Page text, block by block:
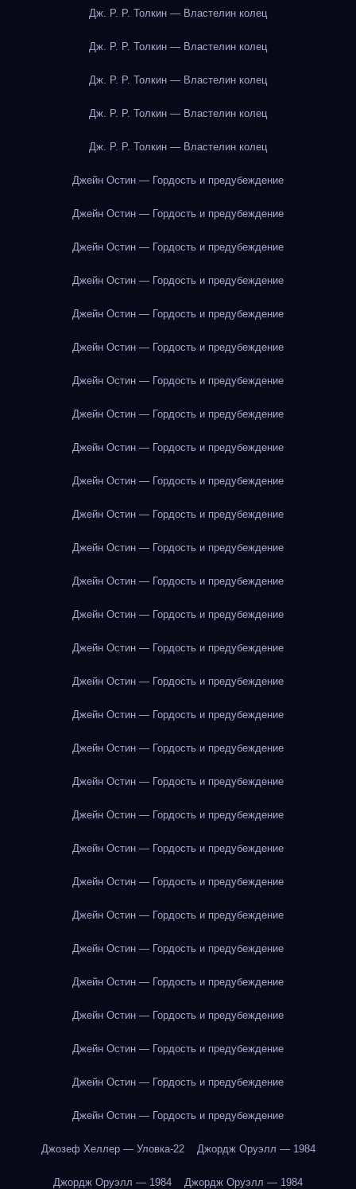
Дж. Р. Р. Толкин — Властелин колец
Дж. Р. Р. Толкин — Властелин колец
Дж. Р. Р. Толкин — Властелин колец
Дж. Р. Р. Толкин — Властелин колец
Дж. Р. Р. Толкин — Властелин колец
Джейн Остин — Гордость и предубеждение
Джейн Остин — Гордость и предубеждение
Джейн Остин — Гордость и предубеждение
Джейн Остин — Гордость и предубеждение
Джейн Остин — Гордость и предубеждение
Джейн Остин — Гордость и предубеждение
Джейн Остин — Гордость и предубеждение
Джейн Остин — Гордость и предубеждение
Джейн Остин — Гордость и предубеждение
Джейн Остин — Гордость и предубеждение
Джейн Остин — Гордость и предубеждение
Джейн Остин — Гордость и предубеждение
Джейн Остин — Гордость и предубеждение
Джейн Остин — Гордость и предубеждение
Джейн Остин — Гордость и предубеждение
Джейн Остин — Гордость и предубеждение
Джейн Остин — Гордость и предубеждение
Джейн Остин — Гордость и предубеждение
Джейн Остин — Гордость и предубеждение
Джейн Остин — Гордость и предубеждение
Джейн Остин — Гордость и предубеждение
Джейн Остин — Гордость и предубеждение
Джейн Остин — Гордость и предубеждение
Джейн Остин — Гордость и предубеждение
Джейн Остин — Гордость и предубеждение
Джейн Остин — Гордость и предубеждение
Джейн Остин — Гордость и предубеждение
Джейн Остин — Гордость и предубеждение
Джейн Остин — Гордость и предубеждение
Джозеф Хеллер — Уловка-22 Джордж Оруэлл — 1984
Джордж Оруэлл — 1984 Джордж Оруэлл — 1984